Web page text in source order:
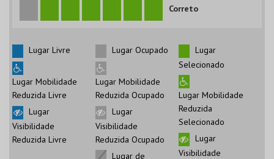
Correto
Lugar Livre
Lugar Mobilidade
Reduzida Livre
Lugar
Visibilidade
Reduzida Livre
Lugar Ocupado
Lugar Mobilidade
Reduzida Ocupado
Lugar
Visibilidade
Reduzida Ocupado
Lugar de
Lugar
Selecionado
Lugar Mobilidade
Reduzida
Selecionado
Lugar
Visibilidade